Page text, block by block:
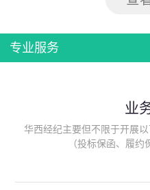
专业服务
业
华西经纪主要但不限于开展
（投标保函、履约